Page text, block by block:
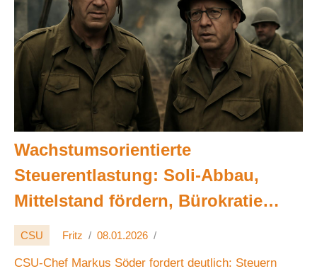
Wachstumsorientierte
Steuerentlastung: Soli-Abbau,
Mittelstand fördern, Bürokratie
abbauen 🚀💶
CSU Fritz 08.01.2026
CSU-Chef Markus Söder fordert deutlich: Steuern